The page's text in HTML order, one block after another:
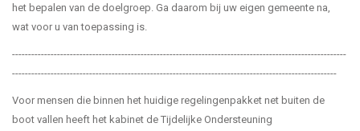
het bepalen van de doelgroep. Ga daarom bij uw eigen gemeente na,
wat voor u van toepassing is.
--------------------------------------------------------------------------------------------------------
-----------------------------------------------------------------------------------------------------
Voor mensen die binnen het huidige regelingenpakket net buiten de
boot vallen heeft het kabinet de Tijdelijke Ondersteuning